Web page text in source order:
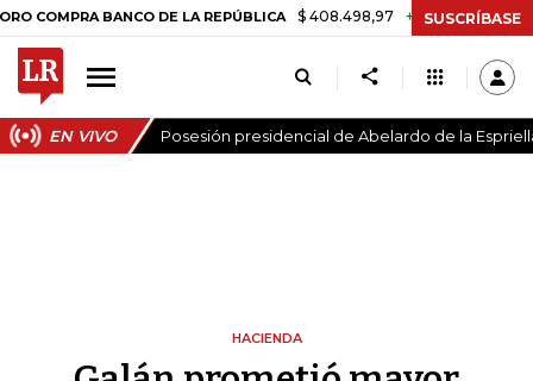
BANCO DE LA REPÚBLICA $ 408.498,97 +$ 8.753,81 +2,19%
SUSCRÍBASE
EN VIVO Posesión presidencial de Abelardo de la
HACIENDA